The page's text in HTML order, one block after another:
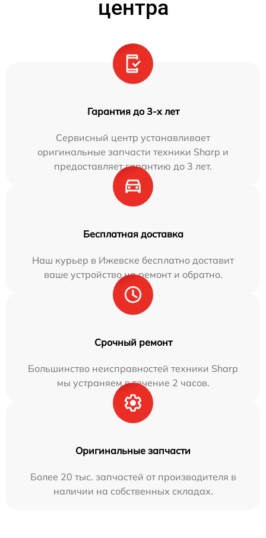
центра
Гарантия до 3-х лет
Сервисный центр устанавливает
оригинальные запчасти техники Sharp и
предоставляет гарантию до 3 лет.
Бесплатная доставка
Наш курьер в Ижевске бесплатно доставит
ваше устройство на ремонт и обратно.
Срочный ремонт
Большинство неисправностей техники Sharp
мы устраняем в течение 2 часов.
Оригинальные запчасти
Более 20 тыс. запчастей от производителя в
наличии на собственных складах.